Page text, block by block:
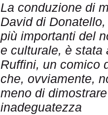
La conduzione di
David di
più importanti del
e culturale, è stata
Ruffini, un comico
che, ovviamente,
meno di
inadeguatezza